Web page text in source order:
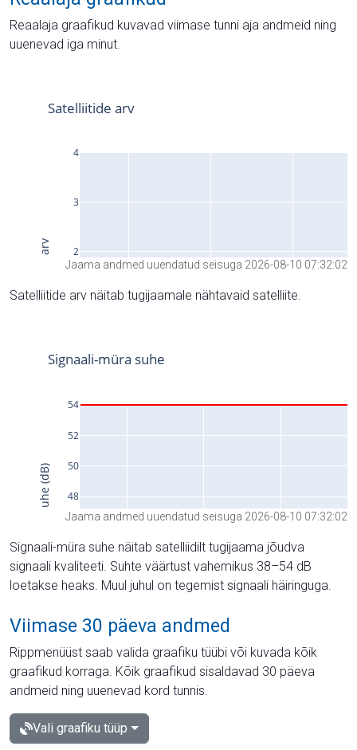
Reaalaja graafikud kuvavad viimase tunni aja andmeid ning
uuenevad iga minut.
Jaama andmed uuendatud seisuga 2026-08-10 07:32:02
Satelliitide arv näitab tugijaamale nähtavaid satelliite.
Jaama andmed uuendatud seisuga 2026-08-10 07:32:02
Signaali-müra suhe näitab satelliidilt tugijaama jõudva
signaali kvaliteeti. Suhte väärtust vahemikus 38–54 dB
loetakse heaks. Muul juhul on tegemist signaali häiringuga.
Viimase 30 päeva andmed
Rippmenüüst saab valida graafiku tüübi või kuvada kõik
graafikud korraga. Kõik graafikud sisaldavad 30 päeva
andmeid ning uuenevad kord tunnis.
Vali graafiku tüüp